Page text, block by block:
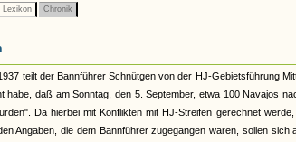
Lexikon Chronik
teilt der Bannführer Schnütgen von der HJ-Gebietsführung
habe, daß am Sonntag, den 5. September, etwa 100 Navajos
Da hierbei mit Konflikten mit HJ-Streifen gerechnet
Angaben, die dem Bannführer zugegangen waren, sollen